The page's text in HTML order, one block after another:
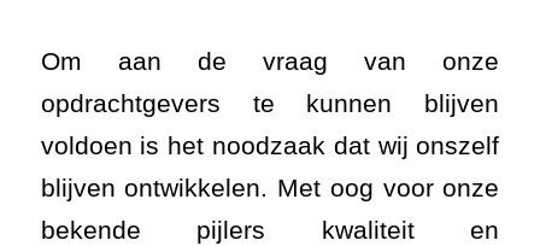
Om aan de vraag van onze
opdrachtgevers te kunnen blijven
voldoen is het noodzaak dat wij onszelf
blijven ontwikkelen. Met oog voor onze
bekende pijlers kwaliteit en